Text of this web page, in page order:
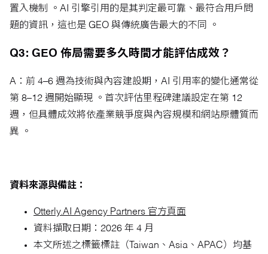
置入機制 。AI 引擎引用的是其判定最可靠、最符合用戶問
題的資訊，這也是 GEO 與傳統廣告最大的不同 。
Q3: GEO 佈局需要多久時間才能評估成效？
A：前 4–6 週為技術與內容建設期，AI 引用率的變化通常從
第 8–12 週開始顯現 。首次評估里程碑建議設定在第 12
週，但具體成效將依產業競爭度與內容規模和網站原體質而
異 。
資料來源與備註：
Otterly.AI Agency Partners 官方頁面
資料擷取日期：2026 年 4 月
本文所述之標籤標註（Taiwan、Asia、APAC）均基